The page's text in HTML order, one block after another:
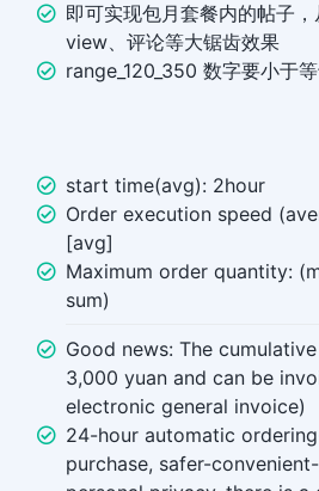
即可实现包月套餐内的帖子
view、评论等大锯齿效果
range_120_350 数字要小于
start time(avg): 2hour
Order execution speed
[avg]
Maximum order quantity:
sum)
Good news: The
3,000 yuan and can be
electronic general invoice)
24-hour automatic
purchase, safer-